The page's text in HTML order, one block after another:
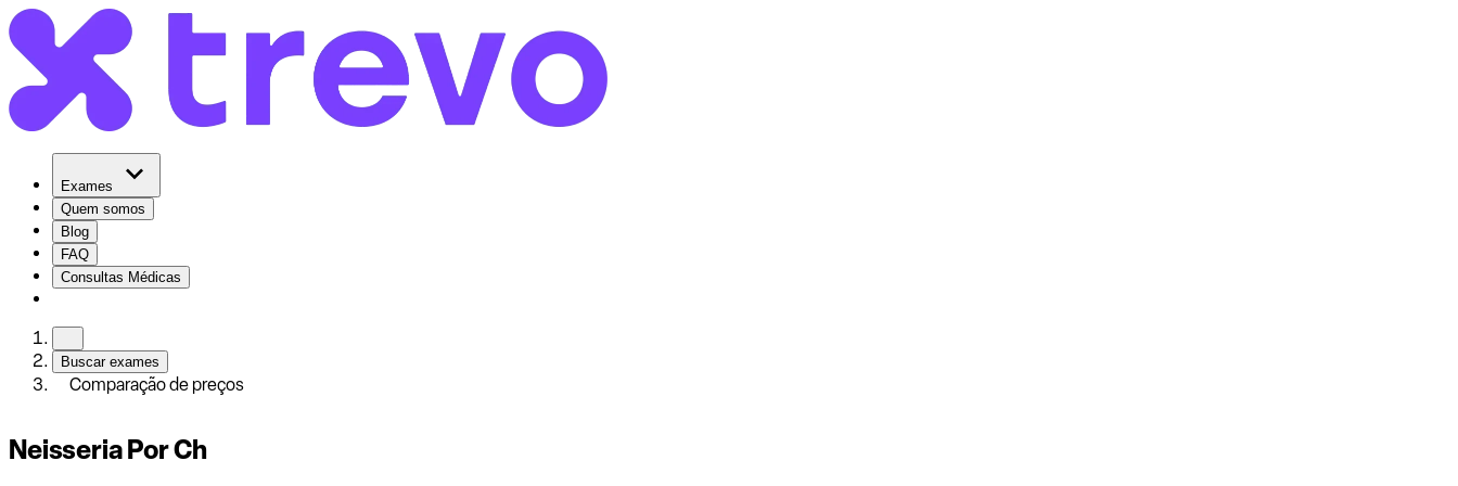
Exames
Quem somos
Blog
FAQ
Consultas Médicas
Buscar exames
Comparação de preços
Neisseria Por Ch